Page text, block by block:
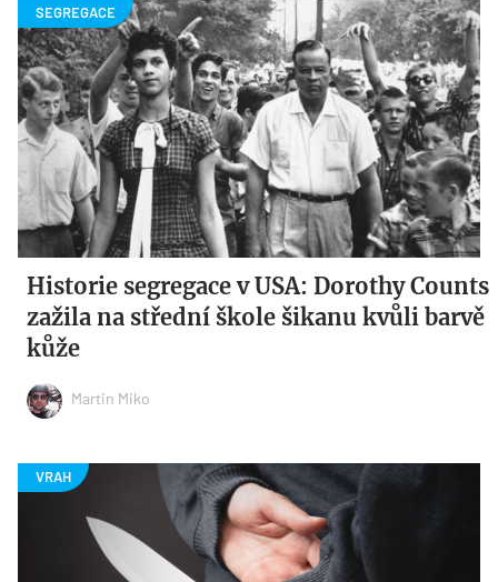
Historie segregace v USA: Dorothy Counts
zažila na střední škole šikanu kvůli barvě
kůže
Martin Miko